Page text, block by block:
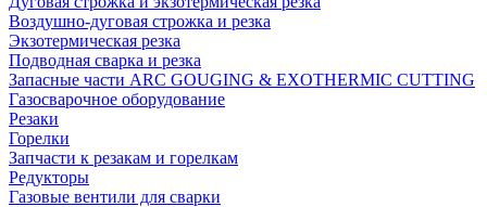
Воздушно-дуговая строжка и резка
Экзотермическая резка
Подводная сварка и резка
Запасные части ARC GOUGING & EXOTHERMIC CUTTING
Газосварочное оборудование
Резаки
Горелки
Запчасти к резакам и горелкам
Редукторы
Газовые вентили для сварки